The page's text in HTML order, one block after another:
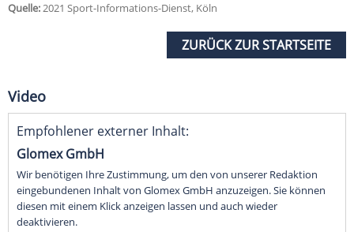
Quelle:2021 Sport-Informations-Dienst, Köln
ZURÜCK ZUR STARTSEITE
Video
Empfohlener externer Inhalt:
Glomex GmbH
Wir benötigen Ihre Zustimmung, um den von unserer Redaktion
eingebundenen Inhalt von Glomex GmbH anzuzeigen. Sie können
diesen mit einem Klick anzeigen lassen und auch wieder
deaktivieren.